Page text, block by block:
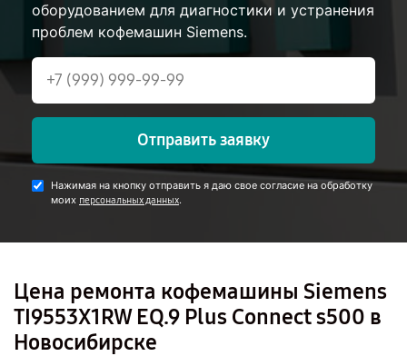
оборудованием для диагностики и устранения
проблем кофемашин Siemens.
Отправить заявку
Нажимая на кнопку отправить я даю свое согласие на обработку
моих персональных данных.
Цена ремонта кофемашины Siemens
TI9553X1RW EQ.9 Plus Connect s500 в
Новосибирске